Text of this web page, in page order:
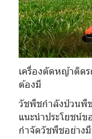
เครื่องตัดหญ้าติด
ต้องมี
วัชพืชกำลังป่วนพื
แนะนำประโยชน์
กำจัดวัชพืชอย่าง